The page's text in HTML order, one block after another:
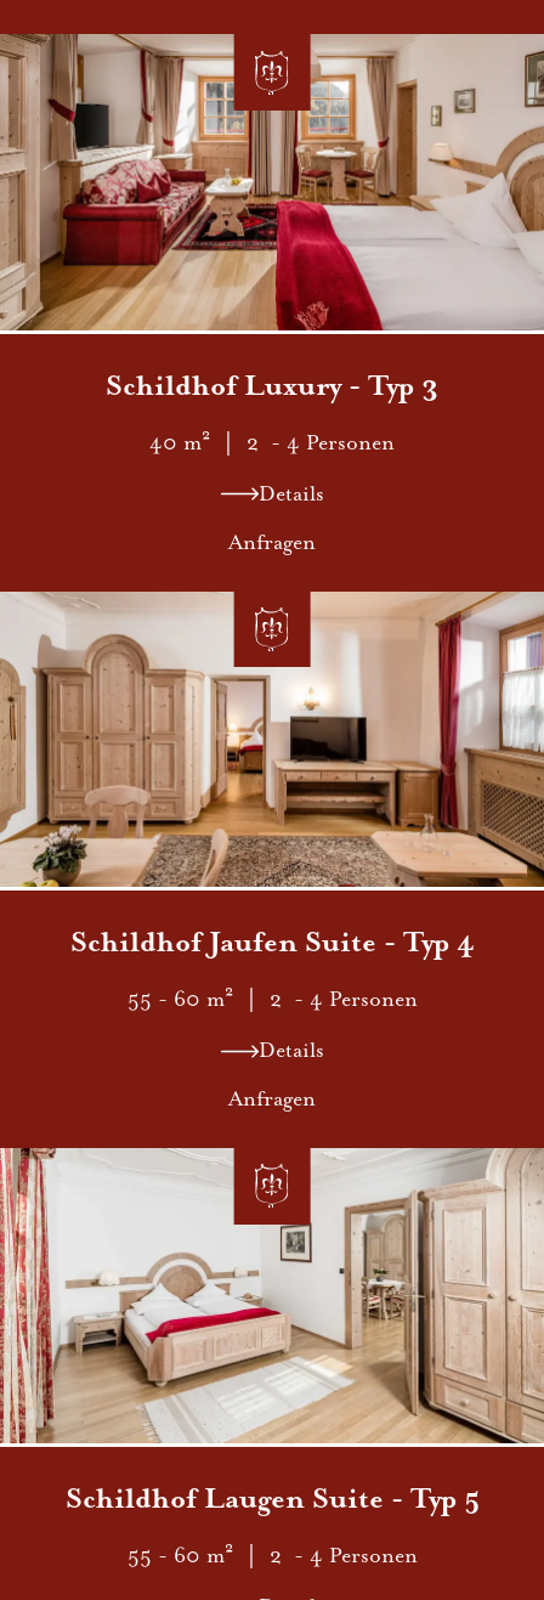
Schildho f Luxury - Typ 3
40 m² ｜ 2 - 4 Personen
Details
Anfragen
Schildho f Jaufen Suite - Typ 4
55 - 60 m²｜ 2 - 4 Personen
Details
Anfragen
Schildho f Laugen Suite - Typ 5
55 - 60 m²｜ 2 - 4 Personen